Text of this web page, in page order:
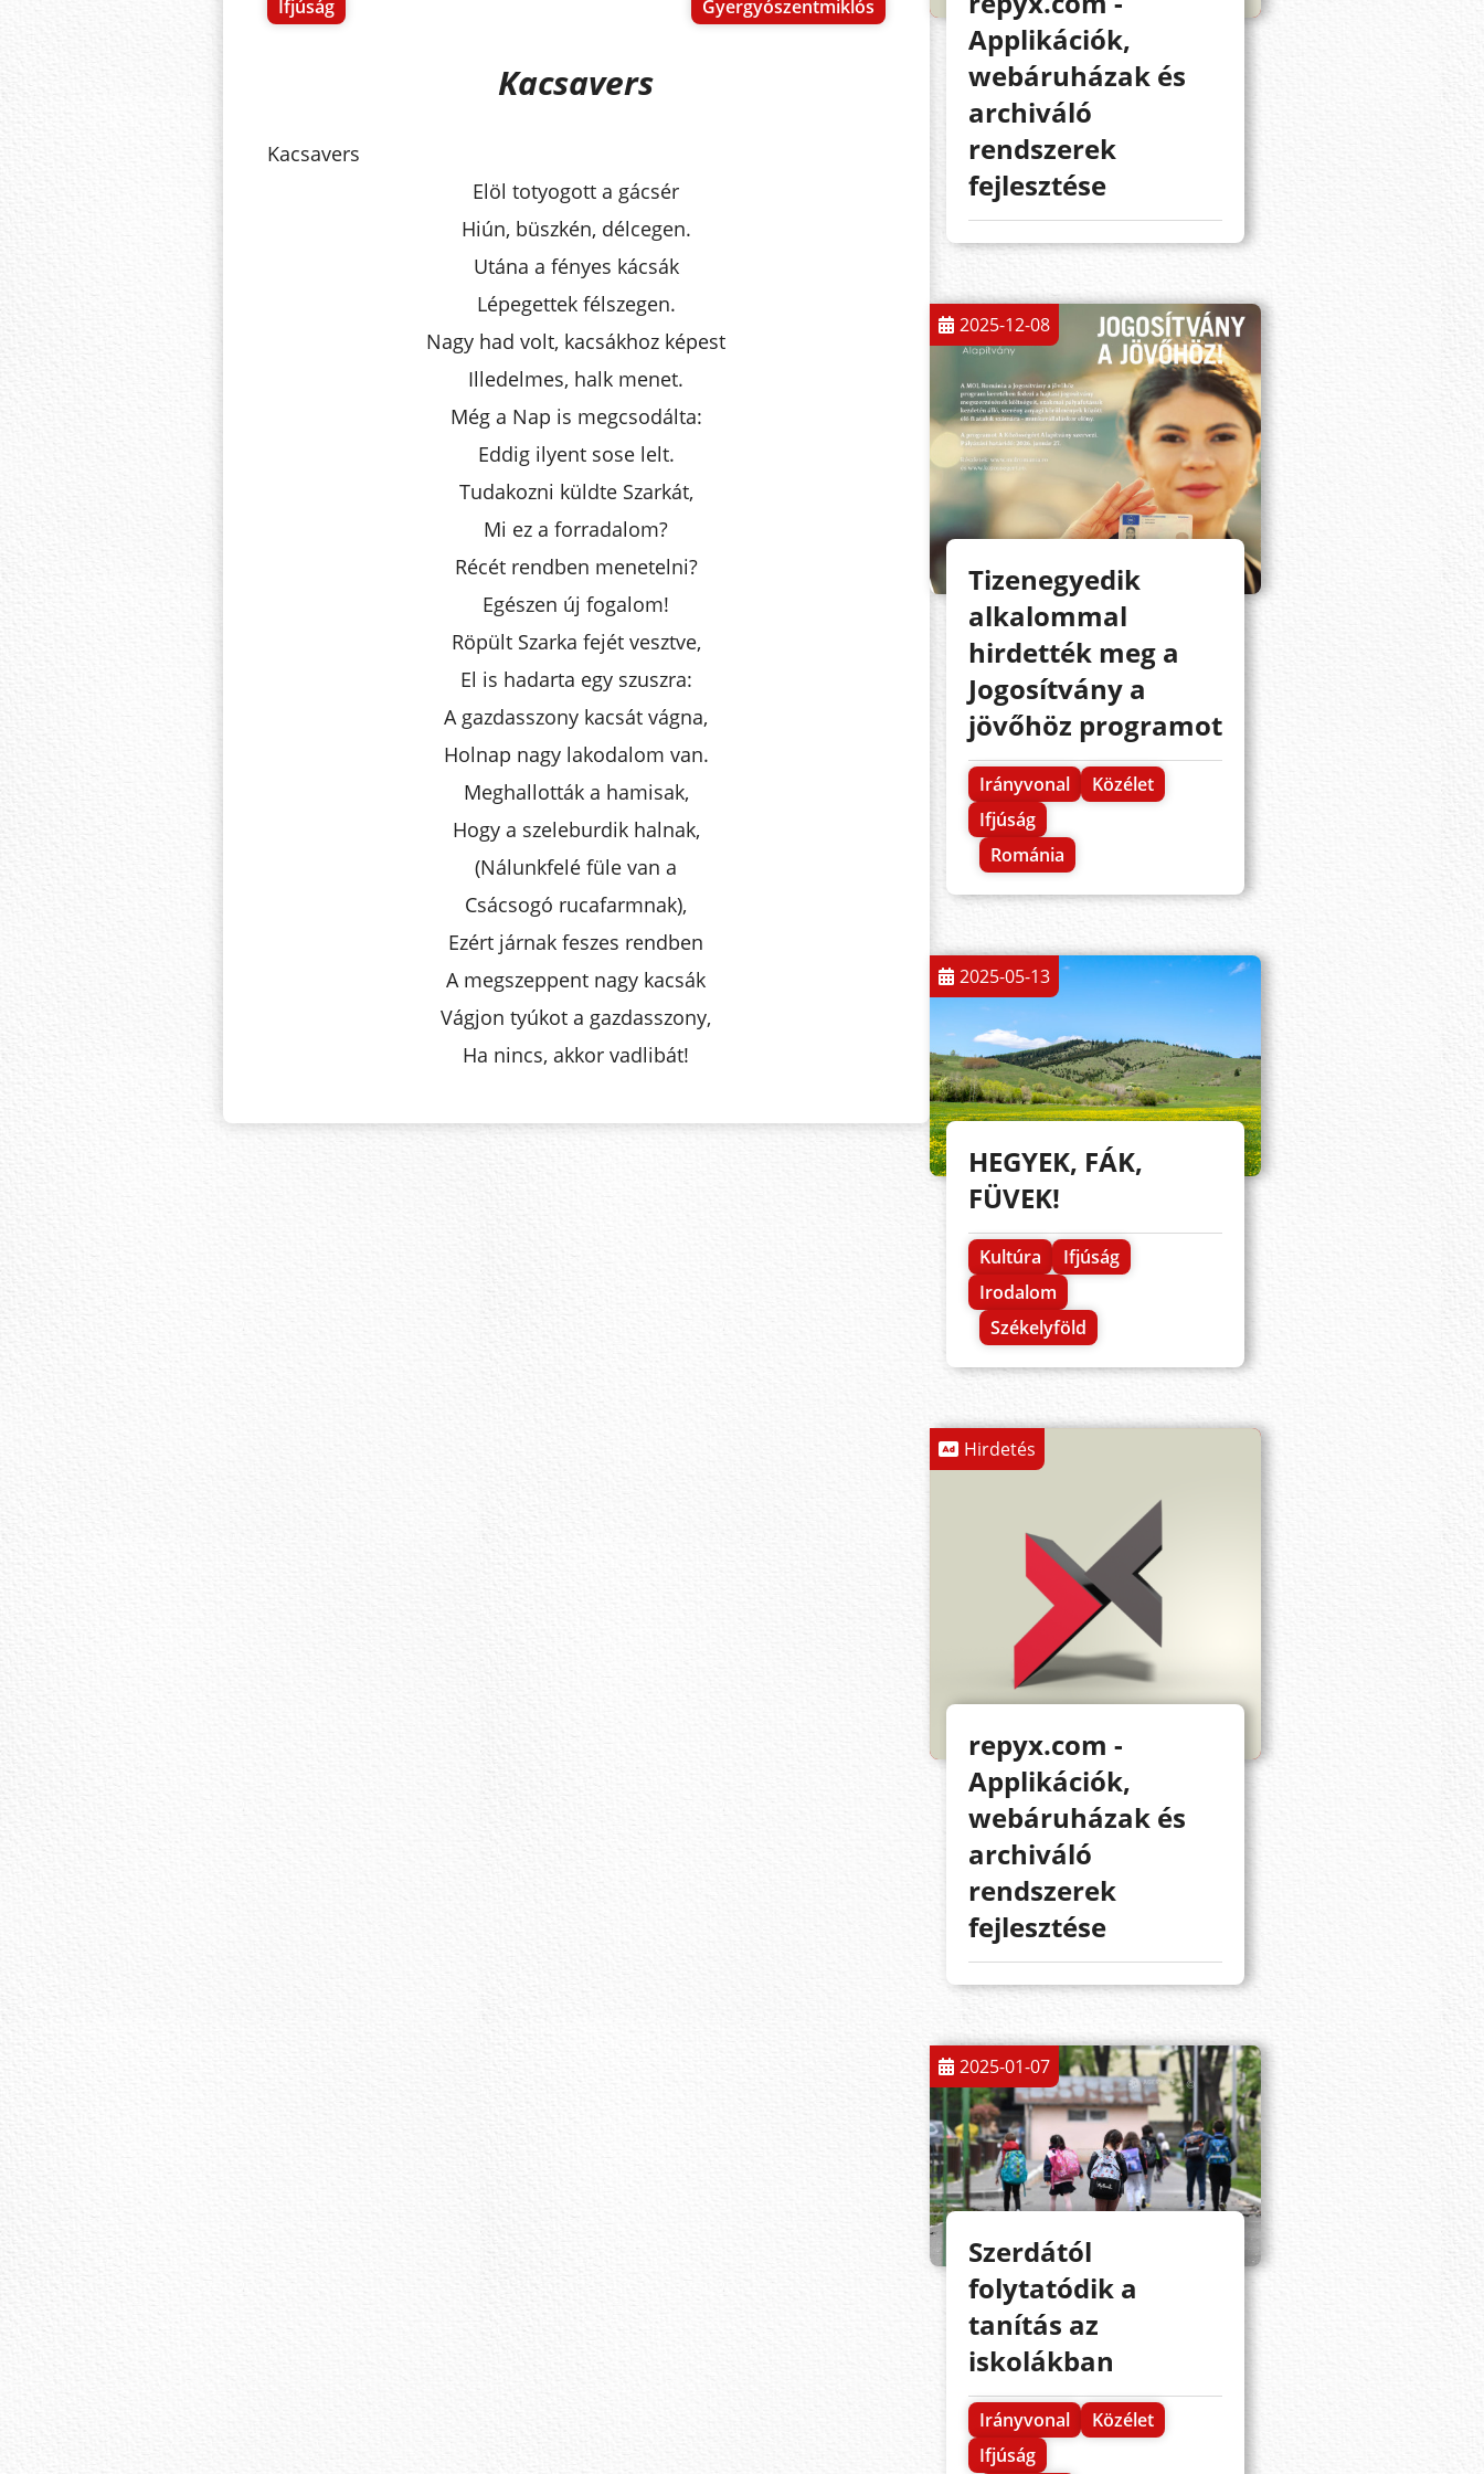
Ifjúság Gyergyószentmiklós
Kacsavers
Kacsavers
Elöl totyogott a gácsér
Hiún, büszkén, délcegen.
Utána a fényes kácsák
Lépegettek félszegen.
Nagy had volt, kacsákhoz képest
Illedelmes, halk menet.
Még a Nap is megcsodálta:
Eddig ilyent sose lelt.
Tudakozni küldte Szarkát,
Mi ez a forradalom?
Récét rendben menetelni?
Egészen új fogalom!
Röpült Szarka fejét vesztve,
El is hadarta egy szuszra:
A gazdasszony kacsát vágna,
Holnap nagy lakodalom van.
Meghallották a hamisak,
Hogy a szeleburdik halnak,
(Nálunkfelé füle van a
Csácsogó rucafarmnak),
Ezért járnak feszes rendben
A megszeppent nagy kacsák
Vágjon tyúkot a gazdasszony,
Ha nincs, akkor vadlibát!
Applikációk,
webáruházak és
archiváló
rendszerek
fejlesztése
2025-12-08
Tizenegyedik
alkalommal
hirdették meg a
Jogosítvány a
jövőhöz programot
Irányvonal
Közélet
Ifjúság
Románia
2025-05-13
HEGYEK, FÁK,
FÜVEK!
Kultúra
Ifjúság
Irodalom
Székelyföld
Hirdetés
repyx.com -
Applikációk,
webáruházak és
archiváló
rendszerek
fejlesztése
2025-01-07
Szerdától
folytatódik a
tanítás az
iskolákban
Irányvonal
Közélet
Ifjúság